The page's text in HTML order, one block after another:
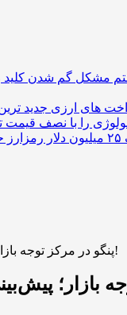
های ارزی
پنگو در مرکز توجه بازار؛ پیش‌بینی رشد ۵۰۰ درصدی در سپتامبر!